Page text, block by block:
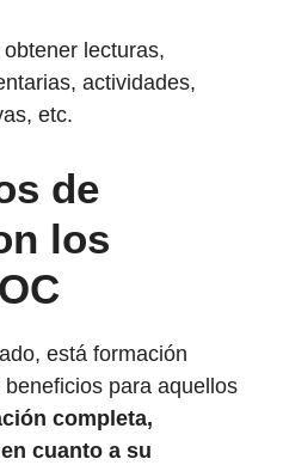
lecturas,
actividades,
etc.
de
los
está formación
para aquellos
completa,
cuanto a su